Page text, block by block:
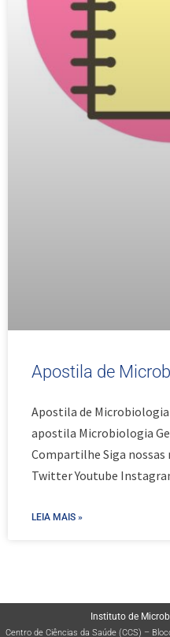
Apostila de
Apostila de Microbiologia
apostila Microbiologia
Compartilhe Siga nossas
Twitter Youtube
LEIA MAIS »
Instituto de
Centro de Ciências da Saúde (CCS) –